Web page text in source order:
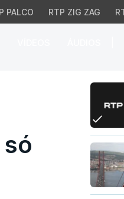
PALCO RTP ZIG ZAG